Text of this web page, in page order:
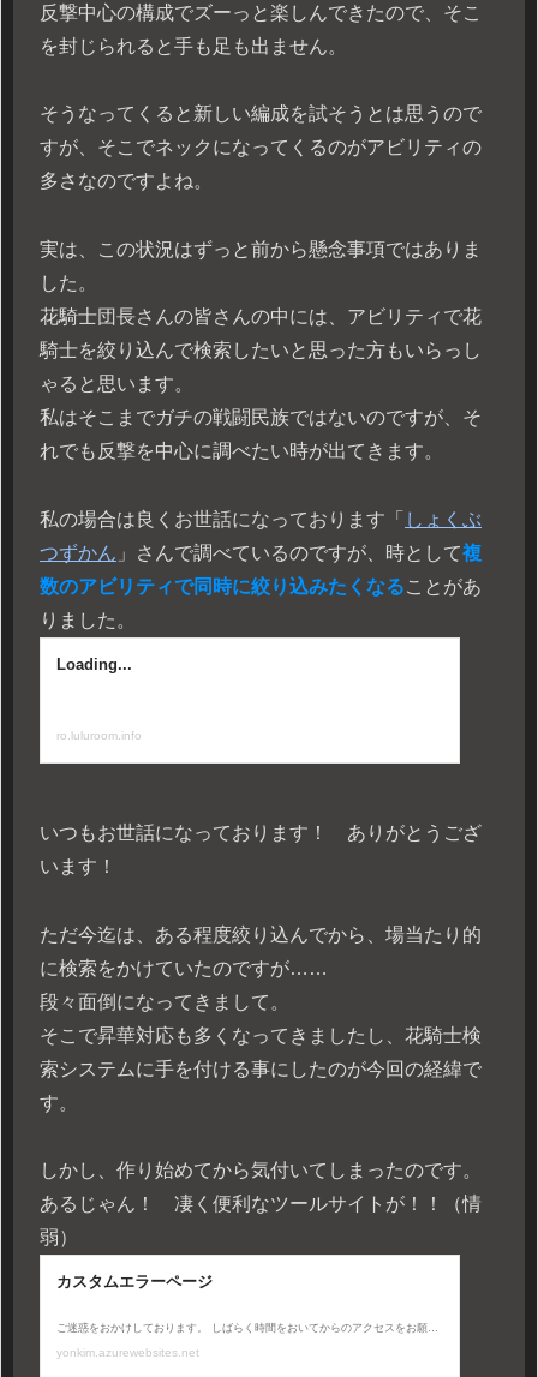
反撃中心の構成でズーっと楽しんできたので、そこ
を封じられると手も足も出ません。
そうなってくると新しい編成を試そうとは思うので
すが、そこでネックになってくるのがアビリティの
多さなのですよね。
実は、この状況はずっと前から懸念事項ではありま
した。
花騎士団長さんの皆さんの中には、アビリティで花
騎士を絞り込んで検索したいと思った方もいらっし
ゃると思います。
私はそこまでガチの戦闘民族ではないのですが、そ
れでも反撃を中心に調べたい時が出てきます。
私の場合は良くお世話になっております「 しょくぶ
つずかん 」さんで調べているのですが、時として複
数のアビリティで同時に絞り込みたくなることがあ
りました。
いつもお世話になっております！ ありがとうござ
います！
ただ今迄は、ある程度絞り込んでから、場当たり的
に検索をかけていたのですが……
段々面倒になってきまして。
そこで昇華対応も多くなってきましたし、花騎士検
索システムに手を付ける事にしたのが今回の経緯で
す。
しかし、作り始めてから気付いてしまったのです。
あるじゃん！ 凄く便利なツールサイトが！！（情
弱）